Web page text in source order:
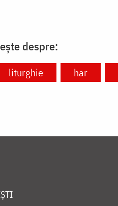
despre:
liturghie har